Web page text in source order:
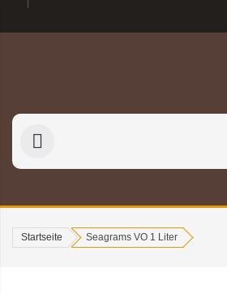
Startseite Seagrams VO 1 Liter